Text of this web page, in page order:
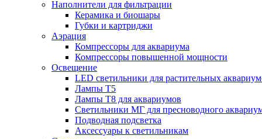
Наполнители для фильтрации
Керамика и биошары
Губки и картриджи
Аэрация
Компрессоры для аквариума
Компрессоры повышенной мощности
Освещение
LED светильники для растительных
Лампы Т5
Лампы Т8 для аквариумов
Светильники МГ для пресноводного
Подводная подсветка
Аксессуары к светильникам